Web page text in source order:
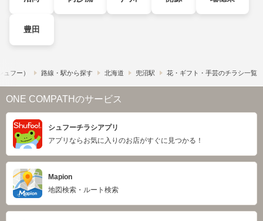
豊田
フー） 路線・駅から探す 北海道 兜沼駅 花・ギフト・手芸のチラシ一覧
ONE COMPATHのサービス
シュフーチラシアプリ
アプリならお気に入りのお店がすぐに見つかる！
Mapion
地図検索・ルート検索